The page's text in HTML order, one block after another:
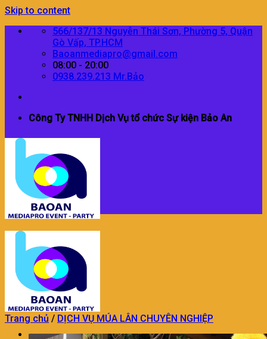
Skip to content
566/137/13 Nguyễn Thái Sơn, Phường 5, Quận
Gò Vấp, TP.HCM
Baoanmediapro@gmail.com
08:00 - 20:00
0938.239.213 Mr.Bảo
Công Ty TNHH Dịch Vụ tổ chức Sự kiện Bảo An
Trang chủ / DỊCH VỤ MÚA LÂN CHUYÊN NGHIỆP